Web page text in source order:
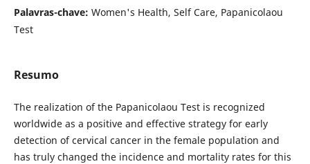
Palavras-chave: Women's Health, Self Care, Papanicolaou
Test
Resumo
The realization of the Papanicolaou Test is recognized
worldwide as a positive and effective strategy for early
detection of cervical cancer in the female population and
has truly changed the incidence and mortality rates for this